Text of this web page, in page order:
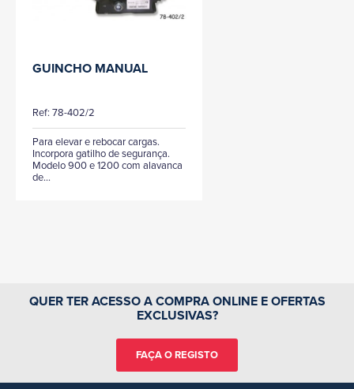
GUINCHO MANUAL
Ref: 78-402/2
Para elevar e rebocar cargas.
Incorpora gatilho de segurança.
Modelo 900 e 1200 com alavanca
de...
QUER TER ACESSO A COMPRA ONLINE E OFERTAS
EXCLUSIVAS?
FAÇA O REGISTO